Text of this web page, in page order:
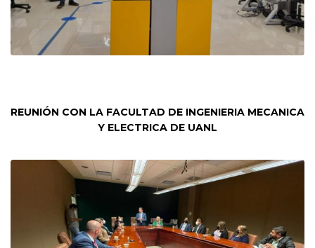
REUNIÓN CON LA FACULTAD DE INGENIERIA MECANICA
Y ELECTRICA DE UANL